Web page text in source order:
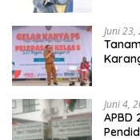
Juni 23,
Juni 4,
APBD